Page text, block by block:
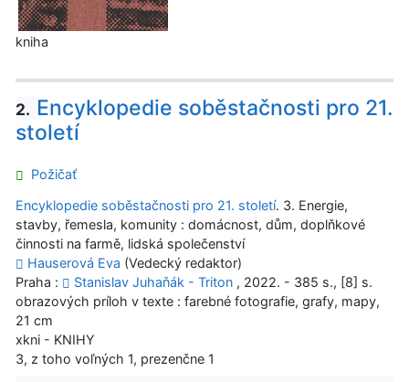
kniha
2. Encyklopedie soběstačnosti pro 21.
století
Požičať
Encyklopedie soběstačnosti pro 21. století. 3. Energie,
stavby, řemesla, komunity : domácnost, dům, doplňkové
činnosti na farmě, lidská společenství
Hauserová Eva (Vedecký redaktor)
Praha :
Stanislav Juhaňák - Triton , 2022. - 385 s., [8] s.
obrazových príloh v texte : farebné fotografie, grafy, mapy,
21 cm
xkni - KNIHY
3, z toho voľných 1, prezenčne 1